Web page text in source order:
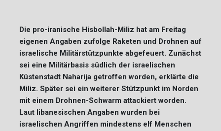
Die pro-iranische Hisbollah-Miliz hat am Freitag
eigenen Angaben zufolge Raketen und Drohnen auf
israelische Militärstützpunkte abgefeuert. Zunächst
sei eine Militärbasis südlich der israelischen
Küstenstadt Naharija getroffen worden, erklärte die
Miliz. Später sei ein weiterer Stützpunkt im Norden
mit einem Drohnen-Schwarm attackiert worden.
Laut libanesischen Angaben wurden bei
israelischen Angriffen mindestens elf Menschen